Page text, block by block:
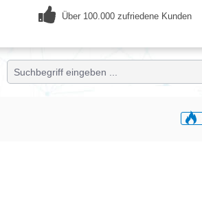
Über 100.000 zufriedene Kunden